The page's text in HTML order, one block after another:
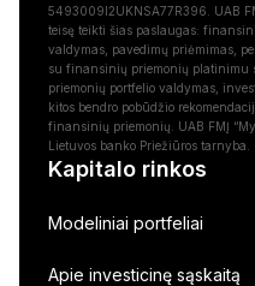
5493009I2UKNSA77R396. UAB
teisę teikti šias paslaugas:
valdymas, pavedimų priėmimas,
su finansinių priemonių platinimu
priemonių portfelio valdymas,
kitos bendro pobūdžio
finansinių priemonių. UAB FMĮ
Lietuvos banko Priežiūros tarnyba.
Kapitalo rinkos
Modeliniai portfeliai
Apie investicinę sąskaitą